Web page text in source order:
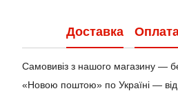
Доставка
Самовивіз з нашого магазину —
«Новою поштою» по Україні — від